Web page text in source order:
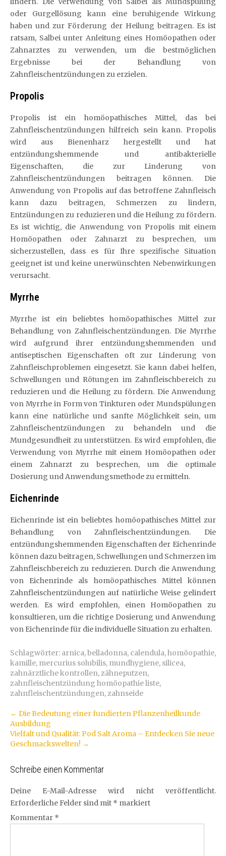
oder Gurgellösung kann eine beruhigende Wirkung
haben und zur Förderung der Heilung beitragen. Es ist
ratsam, Salbei unter Anleitung eines Homöopathen oder
Zahnarztes zu verwenden, um die bestmöglichen
Ergebnisse bei der Behandlung von
Zahnfleischentzündungen zu erzielen.
Propolis
Propolis ist ein homöopathisches Mittel, das bei
Zahnfleischentzündungen hilfreich sein kann. Propolis
wird aus Bienenharz hergestellt und hat
entzündungshemmende und antibakterielle
Eigenschaften, die zur Linderung von
Zahnfleischentzündungen beitragen können. Die
Anwendung von Propolis auf das betroffene Zahnfleisch
kann dazu beitragen, Schmerzen zu lindern,
Entzündungen zu reduzieren und die Heilung zu fördern.
Es ist wichtig, die Anwendung von Propolis mit einem
Homöopathen oder Zahnarzt zu besprechen, um
sicherzustellen, dass es für Ihre spezifische Situation
geeignet ist und keine unerwünschten Nebenwirkungen
verursacht.
Myrrhe
Myrrhe ist ein beliebtes homöopathisches Mittel zur
Behandlung von Zahnfleischentzündungen. Die Myrrhe
wird aufgrund ihrer entzündungshemmenden und
antiseptischen Eigenschaften oft zur Linderung von
Zahnfleischproblemen eingesetzt. Sie kann dabei helfen,
Schwellungen und Rötungen im Zahnfleischbereich zu
reduzieren und die Heilung zu fördern. Die Anwendung
von Myrrhe in Form von Tinkturen oder Mundspülungen
kann eine natürliche und sanfte Möglichkeit sein, um
Zahnfleischentzündungen zu behandeln und die
Mundgesundheit zu unterstützen. Es wird empfohlen, die
Verwendung von Myrrhe mit einem Homöopathen oder
einem Zahnarzt zu besprechen, um die optimale
Dosierung und Anwendungsmethode zu ermitteln.
Eichenrinde
Eichenrinde ist ein beliebtes homöopathisches Mittel zur
Behandlung von Zahnfleischentzündungen. Die
entzündungshemmenden Eigenschaften der Eichenrinde
können dazu beitragen, Schwellungen und Schmerzen im
Zahnfleischbereich zu reduzieren. Durch die Anwendung
von Eichenrinde als homöopathisches Mittel können
Zahnfleischentzündungen auf natürliche Weise gelindert
werden. Es wird empfohlen, einen Homöopathen zu
konsultieren, um die richtige Dosierung und Anwendung
von Eichenrinde für die individuelle Situation zu erhalten.
Schlagwörter: arnica,belladonna, calendula,homöopathie,
kamille, mercurius solubilis, mundhygiene, silicea,
zahnärztliche kontrollen,zähneputzen,
zahnfleischentzündung homöopathie liste,
zahnfleischentzündungen,zahnseide
Artikel-
Navigation
← Die Bedeutung einer fundierten Pflanzenheilkunde
Ausbildung
Vielfalt und Qualität: Pod Salt Aroma – Entdecken Sie neue
Geschmackswelten! →
Schreibe einen Kommentar
Deine E-Mail-Adresse wird nicht veröffentlicht.
Erforderliche Felder sind mit * markiert
Kommentar *